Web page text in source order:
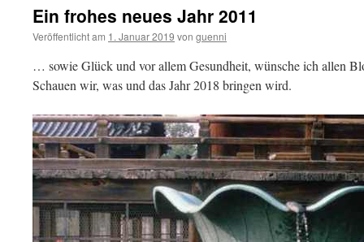
Ein frohes neues Jahr 2011
Veröffentlicht am 1. Januar 2019 von guenni
… sowie Glück und vor allem Gesundheit, wünsche ich allen
Schauen wir, was und das Jahr 2018 bringen wird.